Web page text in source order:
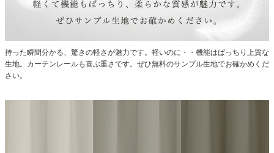
持った瞬間分かる、驚きの軽さが魅力です。軽いのに・・機能はばっちり上質な
生地。カーテンレールも喜ぶ重さです。ぜひ無料のサンプル生地でお確かめくだ
さい。